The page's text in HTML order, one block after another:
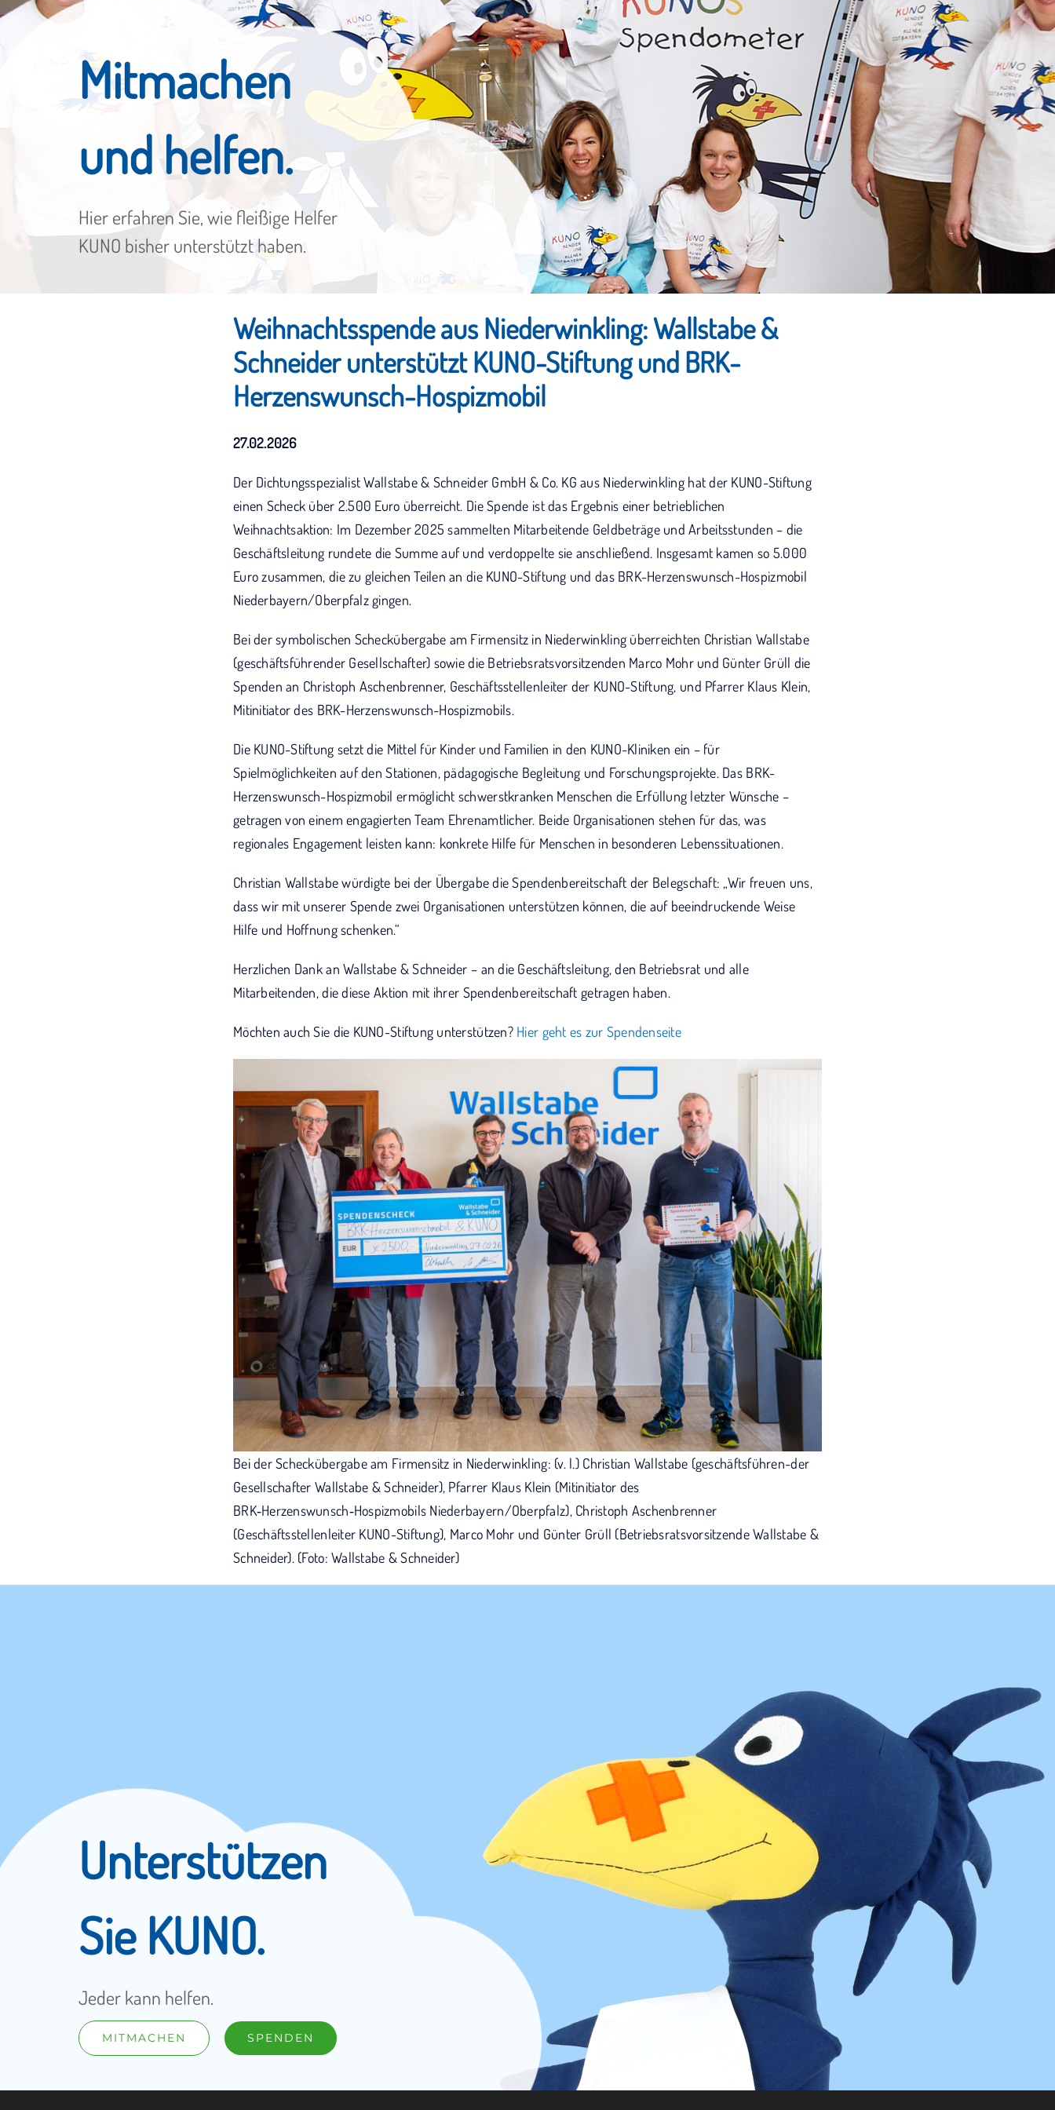
Mitmachen
und helfen.
Hier erfahren Sie, wie fleißige Helfer
KUNO bisher unterstützt haben.
Weihnachtsspende aus Niederwinkling: Wallstabe &
Schneider unterstützt KUNO-Stiftung und BRK-
Herzenswunsch-Hospizmobil
27.02.2026
Der Dichtungsspezialist Wallstabe & Schneider GmbH & Co. KG aus Niederwinkling hat der KUNO-Stiftung
einen Scheck über 2.500 Euro überreicht. Die Spende ist das Ergebnis einer betrieblichen
Weihnachtsaktion: Im Dezember 2025 sammelten Mitarbeitende Geldbeträge und Arbeitsstunden – die
Geschäftsleitung rundete die Summe auf und verdoppelte sie anschließend. Insgesamt kamen so 5.000
Euro zusammen, die zu gleichen Teilen an die KUNO-Stiftung und das BRK-Herzenswunsch-Hospizmobil
Niederbayern/Oberpfalz gingen.
Bei der symbolischen Scheckübergabe am Firmensitz in Niederwinkling überreichten Christian Wallstabe
(geschäftsführender Gesellschafter) sowie die Betriebsratsvorsitzenden Marco Mohr und Günter Grüll die
Spenden an Christoph Aschenbrenner, Geschäftsstellenleiter der KUNO-Stiftung, und Pfarrer Klaus Klein,
Mitinitiator des BRK-Herzenswunsch-Hospizmobils.
Die KUNO-Stiftung setzt die Mittel für Kinder und Familien in den KUNO-Kliniken ein – für
Spielmöglichkeiten auf den Stationen, pädagogische Begleitung und Forschungsprojekte. Das BRK-
Herzenswunsch-Hospizmobil ermöglicht schwerstkranken Menschen die Erfüllung letzter Wünsche –
getragen von einem engagierten Team Ehrenamtlicher. Beide Organisationen stehen für das, was
regionales Engagement leisten kann: konkrete Hilfe für Menschen in besonderen Lebenssituationen.
Christian Wallstabe würdigte bei der Übergabe die Spendenbereitschaft der Belegschaft: „Wir freuen uns,
dass wir mit unserer Spende zwei Organisationen unterstützen können, die auf beeindruckende Weise
Hilfe und Hoffnung schenken.“
Herzlichen Dank an Wallstabe & Schneider – an die Geschäftsleitung, den Betriebsrat und alle
Mitarbeitenden, die diese Aktion mit ihrer Spendenbereitschaft getragen haben.
Möchten auch Sie die KUNO-Stiftung unterstützen? Hier geht es zur Spendenseite
Bei der Scheckübergabe am Firmensitz in Niederwinkling: (v. l.) Christian Wallstabe (geschäftsführen-der
Gesellschafter Wallstabe & Schneider), Pfarrer Klaus Klein (Mitinitiator des
BRK‑Herzenswunsch‑Hospizmobils Niederbayern/Oberpfalz), Christoph Aschenbrenner
(Geschäftsstellenleiter KUNO-Stiftung), Marco Mohr und Günter Grüll (Betriebsratsvorsitzende Wallstabe &
Schneider). (Foto: Wallstabe & Schneider)
Unterstützen
Sie KUNO.
Jeder kann helfen.
MITMACHEN SPENDEN